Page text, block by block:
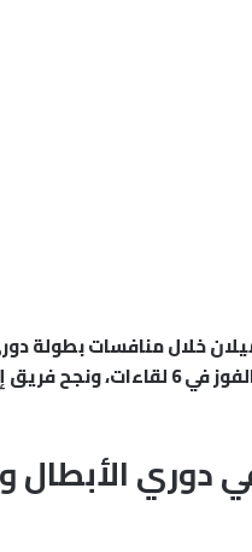
خلال منافسات بطولة
من قبل في 13 مباراة، وتمكن الفريق الكتالوني من تحقيق
دوري الأبطال